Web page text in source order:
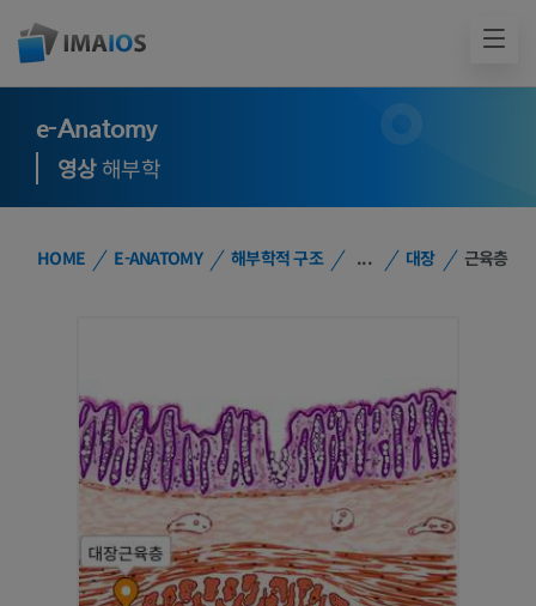
e-Anatomy
영상해부학
HOME E-ANATOMY 해부학적 구조 ... 대장 근육층